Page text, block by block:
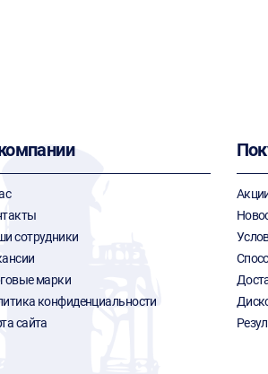
сотрудники
марки
конфиденциальности
сайта